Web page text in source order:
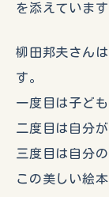
を添えています
柳田邦夫さん
す。
一度目は子ど
二度目は自分
三度目は自分
この美しい絵